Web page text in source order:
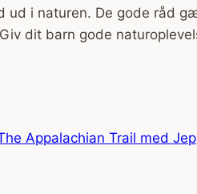
ud i naturen. De gode råd
dit barn gode